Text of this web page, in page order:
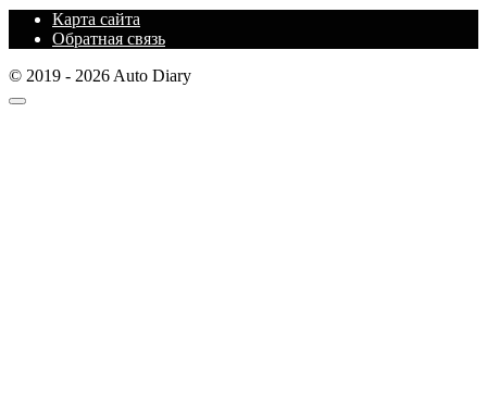
Карта сайта
Обратная связь
© 2019 - 2026 Auto Diary